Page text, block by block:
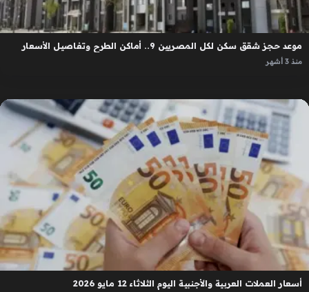
موعد حجز شقق سكن لكل المصريين 9.. أماكن الطرح وتفاصيل الأسعار
منذ 3 أشهر
أسعار العملات العربية والأجنبية اليوم الثلاثاء 12 مايو 2026